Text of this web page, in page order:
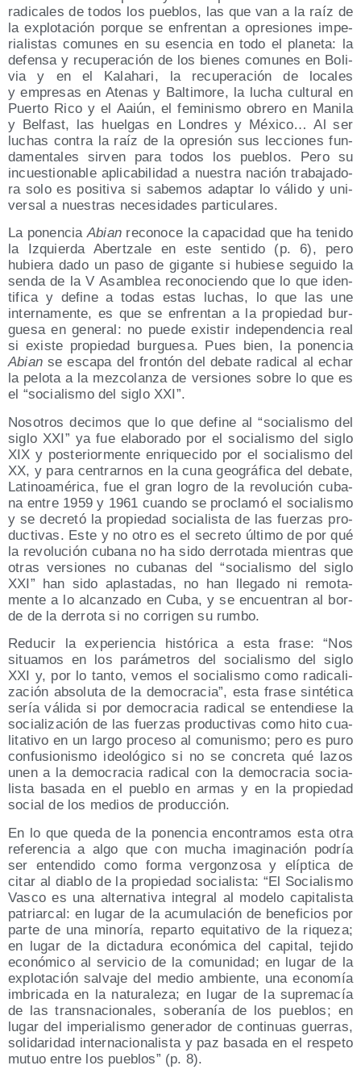
radi­ca­les de todos los pue­blos, las que van a la raíz de
la explo­ta­ción por­que se enfren­tan a opre­sio­nes impe­
ria­lis­tas comu­nes en su esen­cia en todo el pla­ne­ta: la
defen­sa y recu­pe­ra­ción de los bie­nes comu­nes en Boli­
via y en el Kalaha­ri, la recu­pe­ra­ción de loca­les
y empre­sas en Ate­nas y Bal­ti­mo­re, la lucha cul­tu­ral en
Puer­to Rico y el Aaiún, el femi­nis­mo obre­ro en Mani­la
y Bel­fast, las huel­gas en Lon­dres y Méxi­co… Al ser
luchas con­tra la raíz de la opre­sión sus lec­cio­nes fun­
da­men­ta­les sir­ven para todos los pue­blos. Pero su
incues­tio­na­ble apli­ca­bi­li­dad a nues­tra nación tra­ba­ja­do­
ra solo es posi­ti­va si sabe­mos adap­tar lo váli­do y uni­
ver­sal a nues­tras nece­si­da­des particulares.
La ponen­ciaAbian reco­no­ce la capa­ci­dad que ha teni­do
la Izquier­da Aber­tza­le en este sen­ti­do (p. 6), pero
hubie­ra dado un paso de gigan­te si hubie­se segui­do la
sen­da de la V Asam­blea reco­no­cien­do que lo que iden­
ti­fi­ca y defi­ne a todas estas luchas, lo que las une
inter­na­men­te, es que se enfren­tan a la pro­pie­dad bur­
gue­sa en gene­ral: no pue­de exis­tir inde­pen­den­cia real
si exis­te pro­pie­dad bur­gue­sa. Pues bien, la ponen­cia
Abian se esca­pa del fron­tón del deba­te radi­cal al echar
la pelo­ta a la mez­co­lan­za de ver­sio­nes sobre lo que es
el
socia­lis­mo del siglo XXI
.
Noso­tros deci­mos que lo que defi­ne al socia­lis­mo del
siglo XXI
ya fue ela­bo­ra­do por el socia­lis­mo del siglo
XIX y pos­te­rior­men­te enri­que­ci­do por el socia­lis­mo del
XX, y para cen­trar­nos en la cuna geo­grá­fi­ca del deba­te,
Lati­noa­mé­ri­ca, fue el gran logro de la revo­lu­ción cuba­
na entre 1959 y 1961 cuan­do se pro­cla­mó el socia­lis­mo
y se decre­tó la pro­pie­dad socia­lis­ta de las fuer­zas pro­
duc­ti­vas. Este y no otro es el secre­to últi­mo de por qué
la revo­lu­ción cuba­na no ha sido derro­ta­da mien­tras que
otras ver­sio­nes no cuba­nas del socia­lis­mo del siglo
XXI
han sido aplas­ta­das, no han lle­ga­do ni remo­ta­
men­te a lo alcan­za­do en Cuba, y se encuen­tran al bor­
de de la derro­ta si no corri­gen su rumbo.
Redu­cir la expe­rien­cia his­tó­ri­ca a esta fra­se: Nos
situa­mos en los pará­me­tros del socia­lis­mo del siglo
XXI y, por lo tan­to, vemos el socia­lis­mo como radi­ca­li­
za­ción abso­lu­ta de la demo­cra­cia , esta fra­se sin­té­ti­ca
sería váli­da si por demo­cra­cia radi­cal se enten­die­se la
socia­li­za­ción de las fuer­zas pro­duc­ti­vas como hito cua­
li­ta­ti­vo en un lar­go pro­ce­so al comu­nis­mo; pero es puro
con­fu­sio­nis­mo ideo­ló­gi­co si no se con­cre­ta qué lazos
unen a la demo­cra­cia radi­cal con la demo­cra­cia socia­
lis­ta basa­da en el pue­blo en armas y en la pro­pie­dad
social de los medios de producción.
En lo que que­da de la ponen­cia encon­tra­mos esta otra
refe­ren­cia a algo que con mucha ima­gi­na­ción podría
ser enten­di­do como for­ma ver­gon­zo­sa y elíp­ti­ca de
citar al dia­blo de la pro­pie­dad socia­lis­ta:
El Socia­lis­mo
Vas­co es una alter­na­ti­va inte­gral al mode­lo capi­ta­lis­ta
patriar­cal: en lugar de la acu­mu­la­ción de bene­fi­cios por
par­te de una mino­ría, repar­to equi­ta­ti­vo de la rique­za;
en lugar de la dic­ta­du­ra eco­nó­mi­ca del capi­tal, teji­do
eco­nó­mi­co al ser­vi­cio de la comu­ni­dad; en lugar de la
explo­ta­ción sal­va­je del medio ambien­te, una eco­no­mía
imbri­ca­da en la natu­ra­le­za; en lugar de la supre­ma­cía
de las trans­na­cio­na­les, sobe­ra­nía de los pue­blos; en
lugar del impe­ria­lis­mo gene­ra­dor de con­ti­nuas gue­rras,
soli­da­ri­dad inter­na­cio­na­lis­ta y paz basa­da en el res­pe­to
mutuo entre los pue­blos
(p. 8).